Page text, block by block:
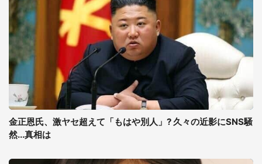
金正恩氏、激ヤセ超えて「もはや別人」? 久々の近影にSNS騒
然...真相は